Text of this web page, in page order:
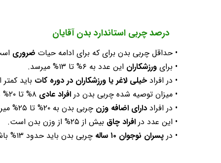
درصد چربی استاندارد بدن آقایان
• حداقل چربی بدن برای که برای ادامه حیات ضروری است ۴% الی
• برای ورزشکاران این عدد به ۶% تا ۱۳% میرسد.
• در افراد خیلی لاغر یا ورزشکاران در دوره کات باید کمتر از ۸%
• میزان توصیه شده چربی بدن در افراد عادی
• در افراد دارای اضافه وزن چربی بدن به ۲۰% تا ۲۵% میرسد.
• این عدد در افراد چاق بیش از ۲۵% از وزن بدن است.
• در پسران نوجوان ۱۰ ساله چربی بدن باید حدود ۱۳% باشد.